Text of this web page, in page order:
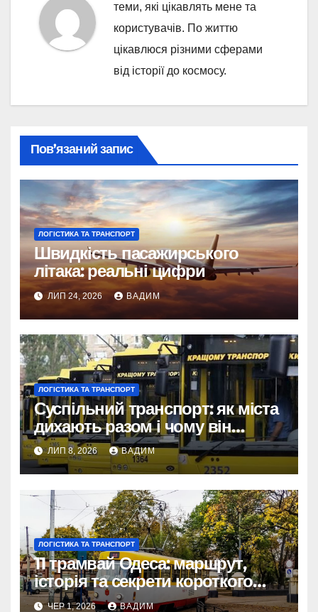
теми, які цікавлять мене та
користувачів. По життю
цікавлюся різними сферами
від історії до космосу.
Пов’язаний запис
ЛОГІСТИКА ТА ТРАНСПОРТ
Швидкість пасажирського
літака: реальні цифри
ЛИП 24, 2026 ВАДИМ
ЛОГІСТИКА ТА ТРАНСПОРТ
Суспільний транспорт: як міста
дихають разом і чому він
змінює наше життя
ЛИП 8, 2026 ВАДИМ
ЛОГІСТИКА ТА ТРАНСПОРТ
11 трамвай Одеса: маршрут,
історія та секрети короткого
шляху крізь Молдаванку
ЧЕР 1, 2026 ВАДИМ